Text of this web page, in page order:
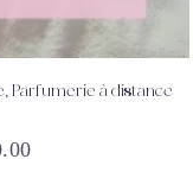
DÉTAILS
Parfumerie à distance